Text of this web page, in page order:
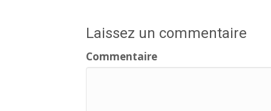
Laissez un commentaire
Commentaire